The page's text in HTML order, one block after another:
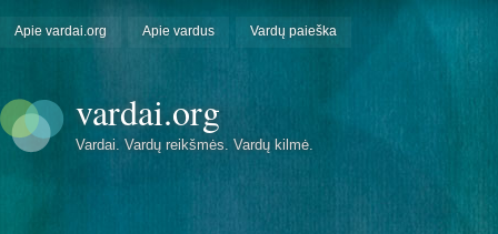
Apie vardai.org Apie vardus Vardų paieška
vardai.org
Vardai. Vardų reikšmės. Vardų kilmė.